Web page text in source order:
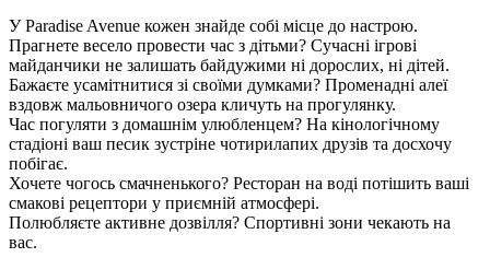
У Paradise Avenue кожен знайде собі місце до настрою.
Прагнете весело провести час з дітьми? Сучасні ігрові
майданчики не залишать байдужими ні дорослих, ні дітей.
Бажаєте усамітнитися зі своїми думками? Променадні алеї
вздовж мальовничого озера кличуть на прогулянку.
Час погуляти з домашнім улюбленцем? На кінологічному
стадіоні ваш песик зустріне чотирилапих друзів та досхочу
побігає.
Хочете чогось смачненького? Ресторан на воді потішить ваші
смакові рецептори у приємній атмосфері.
Полюбляєте активне дозвілля? Спортивні зони чекають на
вас.